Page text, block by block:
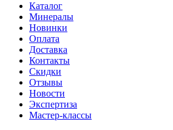
Каталог
Минералы
Новинки
Оплата
Доставка
Контакты
Скидки
Отзывы
Новости
Экспертиза
Мастер-классы